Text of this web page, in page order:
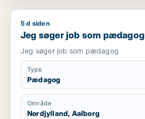
Jeg søger job som pædagog
5 d siden
Jeg søger job som pædagog
Jeg søger job som pædagog
Type
Pædagog
Område
Nordjylland, Aalborg